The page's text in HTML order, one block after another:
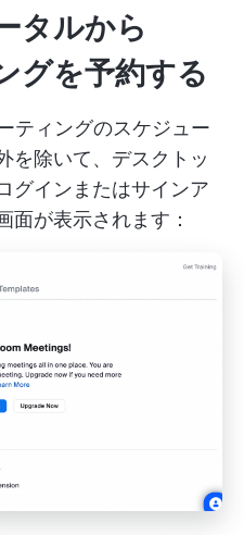
タルから
グを予約する
ティングのスケジュー
を除いて、デスクトッ
グインまたはサインア
面が表示されます：